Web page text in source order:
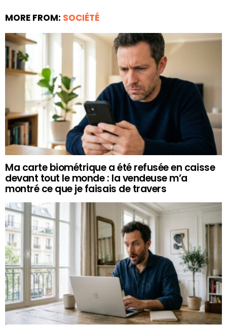
MORE FROM: SOCIÉTÉ
Ma carte biométrique a été refusée en caisse
devant tout le monde : la vendeuse m’a
montré ce que je faisais de travers